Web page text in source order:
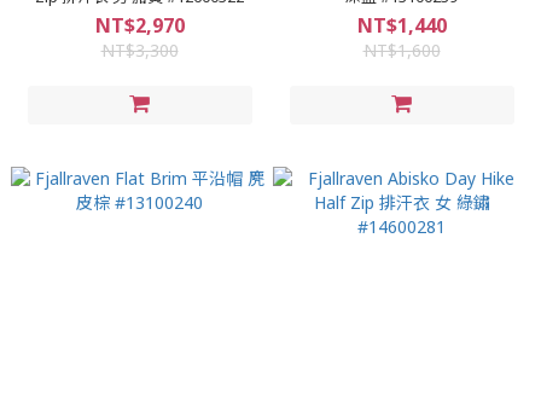
NT$2,970
NT$3,300
NT$1,440
NT$1,600